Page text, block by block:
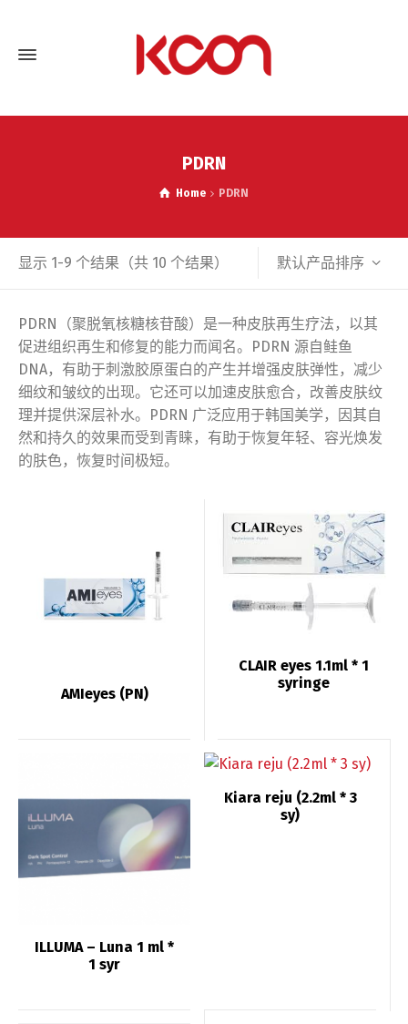
PDRN
Home PDRN
显示 1-9 个结果（共 10 个结果） 默认产品排序
PDRN（聚脱氧核糖核苷酸）是一种皮肤再生疗法，以其
促进组织再生和修复的能力而闻名。PDRN 源自鲑鱼
DNA，有助于刺激胶原蛋白的产生并增强皮肤弹性，减少
细纹和皱纹的出现。它还可以加速皮肤愈合，改善皮肤纹
理并提供深层补水。PDRN 广泛应用于韩国美学，因其自
然和持久的效果而受到青睐，有助于恢复年轻、容光焕发
的肤色，恢复时间极短。
AMIeyes (PN)
CLAIR eyes 1.1ml * 1
syringe
ILLUMA – Luna 1 ml *
1 syr
Kiara reju (2.2ml * 3
sy)